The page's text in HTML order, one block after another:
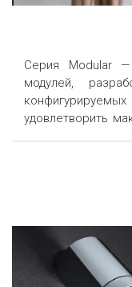
Серия Modular
модулей,
удовлетворить